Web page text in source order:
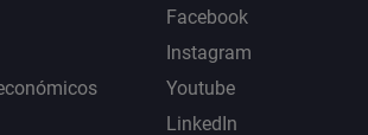
Facebook
Instagram
Youtube
LinkedIn